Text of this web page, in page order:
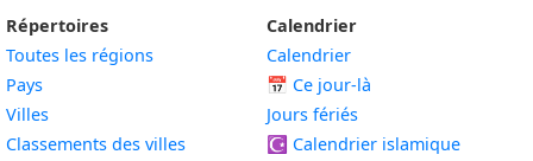
Répertoires
Toutes les régions
Pays
Villes
Classements des villes
Calendrier
Calendrier
📅 Ce jour-là
Jours fériés
☪️ Calendrier islamique